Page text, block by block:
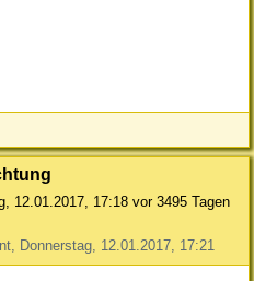
12.01.2017, 17:18 vor 3495 Tagen
Donnerstag, 12.01.2017, 17:21